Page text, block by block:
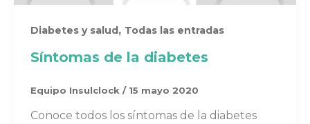
Diabetes y salud, Todas las entradas
Síntomas de la diabetes
Equipo Insulclock / 15 mayo 2020
Conoce todos los síntomas de la diabetes